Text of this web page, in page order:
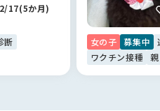
しい家族探しができていま
17(5か月)
断
女の子 募集中
ワクチン接種